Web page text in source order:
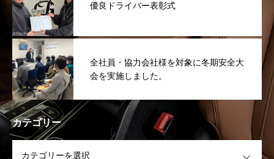
優良ドライバー表彰式
全社員・協力会社様を対象に冬期安全大
会を実施しました。
カテゴリー